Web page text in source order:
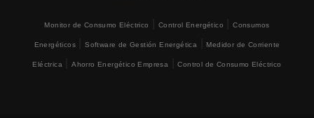
Monitor de Consumo Eléctrico Control Energético |Consumos
Energéticos|Software de Gestión Energética Medidor de Corriente
Eléctrica |Ahorro Energético Empresa |Control de Consumo Eléctrico